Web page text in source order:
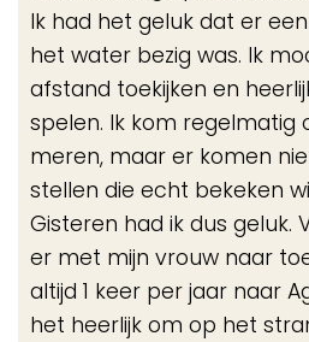
Ik had het geluk dat er
het water bezig was. Ik
afstand toekijken en
spelen. Ik kom regelmatig
meren, maar er komen
stellen die echt bekeken
Gisteren had ik dus geluk.
er met mijn vrouw naar
altijd 1 keer per jaar naar
het heerlijk om op het